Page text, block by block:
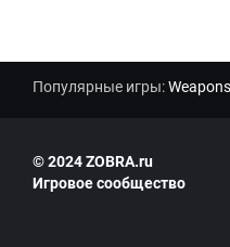
Популярные игры:
© 2024 ZOBRA.ru
Игровое сообщество